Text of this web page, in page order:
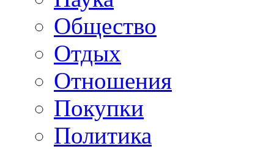
Общество
Отдых
Отношения
Покупки
Политика